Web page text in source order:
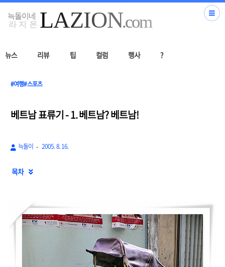
뉴스 리뷰 팁 컬럼 행사 ?
#여행#스포츠
베트남 표류기 - 1. 베트남? 베트남!
늑돌이 2005. 8. 16.
목차 